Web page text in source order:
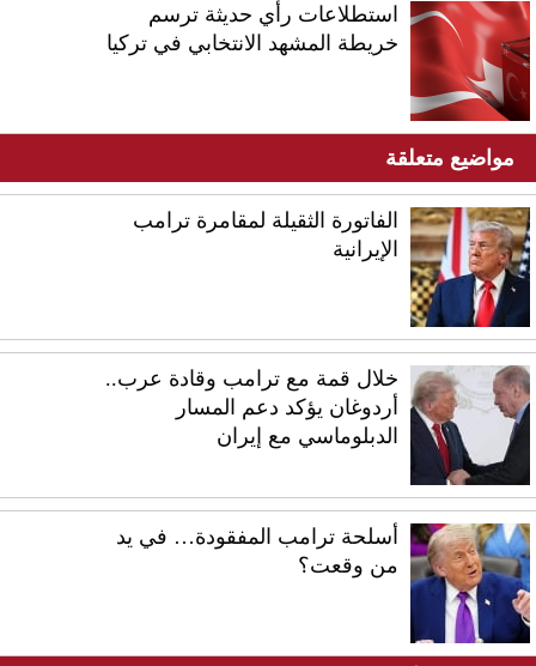
استطلاعات رأي حديثة ترسم
خريطة المشهد الانتخابي في تركيا
مواضيع متعلقة
الفاتورة الثقيلة لمقامرة ترامب
الإيرانية
خلال قمة مع ترامب وقادة عرب..
أردوغان يؤكد دعم المسار
الدبلوماسي مع إيران
أسلحة ترامب المفقودة… في يد
من وقعت؟